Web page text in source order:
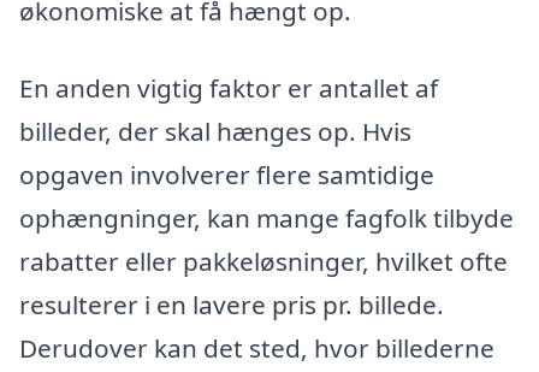
økonomiske at få hængt op.
En anden vigtig faktor er antallet af
billeder, der skal hænges op. Hvis
opgaven involverer flere samtidige
ophængninger, kan mange fagfolk tilbyde
rabatter eller pakkeløsninger, hvilket ofte
resulterer i en lavere pris pr. billede.
Derudover kan det sted, hvor billederne